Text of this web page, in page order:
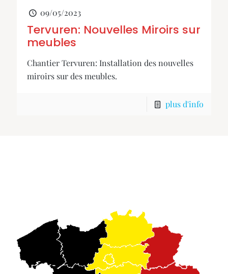
09/05/2023
Tervuren: Nouvelles Miroirs sur
meubles
Chantier Tervuren: Installation des nouvelles
miroirs sur des meubles.
plus d'info